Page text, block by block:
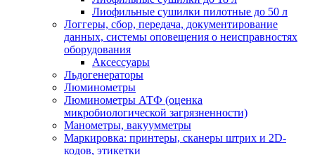
Лиофильные сушилки пилотные до 50 л
Логгеры, сбор, передача, документирование
данных, системы оповещения о неисправностях
оборудования
Аксессуары
Льдогенераторы
Люминометры
Люминометры АТФ (оценка
микробиологической загрязненности)
Манометры, вакуумметры
Маркировка: принтеры, сканеры штрих и 2D-
кодов, этикетки